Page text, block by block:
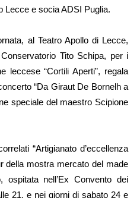
Lecce e socia ADSI Puglia.
al Teatro Apollo di Lecce,
Tito Schipa, per i
leccese “Cortili Aperti”, regala
“Da Giraut De Bornelh a
speciale del maestro Scipione
“Artigianato d’eccellenza
della mostra mercato del made
nell’Ex Convento dei
21, e nei giorni di sabato 24 e